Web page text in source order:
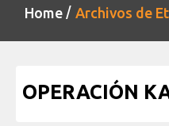
Home Archivos de
OPERACIÓN